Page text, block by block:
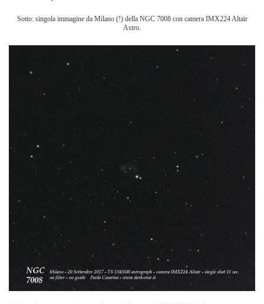
Sotto: singola immagine da Milano (!) della NGC 7008 con camera IMX224 Altair
Astro.